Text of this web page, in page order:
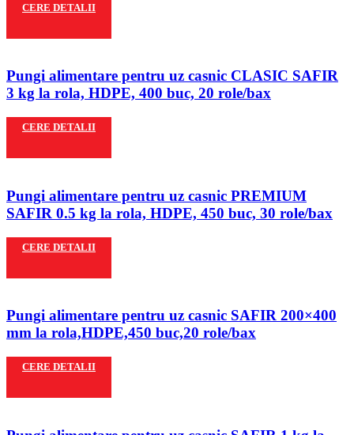
CERE DETALII
Pungi alimentare pentru uz casnic CLASIC SAFIR
3 kg la rola, HDPE, 400 buc, 20 role/bax
CERE DETALII
Pungi alimentare pentru uz casnic PREMIUM
SAFIR 0.5 kg la rola, HDPE, 450 buc, 30 role/bax
CERE DETALII
Pungi alimentare pentru uz casnic SAFIR 200×400
mm la rola,HDPE,450 buc,20 role/bax
CERE DETALII